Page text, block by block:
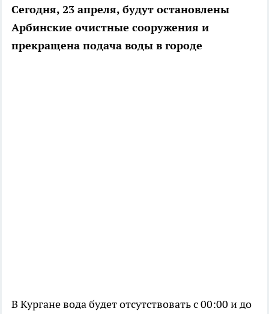
Сегодня, 23 апреля, будут остановлены
Арбинские очистные сооружения и
прекращена подача воды в городе
В Кургане вода будет отсутствовать с 00:00 и до